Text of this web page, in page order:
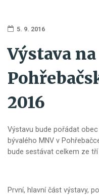
5. 9. 2016
Výstava na
2016
Výstavu bude pořádat
bývalého MNV v
bude sestávat celkem ze tří
První, hlavní část výstavy,